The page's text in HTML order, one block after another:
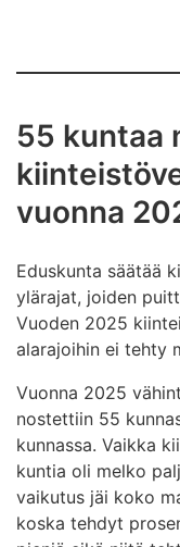
55 kuntaa
vuonna
Eduskunta säätää
ylärajat, joiden
Vuoden 2025
alarajoihin ei tehty
Vuonna 2025
nostettiin 55
kunnassa. Vaikka
kuntia oli melko
vaikutus jäi koko
koska tehdyt